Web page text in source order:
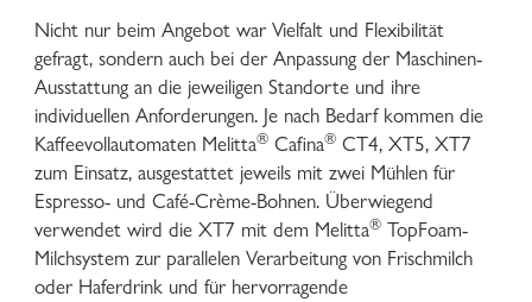
Nicht nur beim Angebot war Vielfalt und Flexibilität
gefragt, sondern auch bei der Anpassung der Maschinen-
Ausstattung an die jeweiligen Standorte und ihre
individuellen Anforderungen. Je nach Bedarf kommen die
Kaffeevollautomaten Melitta® Cafina® CT4, XT5, XT7
zum Einsatz, ausgestattet jeweils mit zwei Mühlen für
Espresso- und Café-Crème-Bohnen. Überwiegend
verwendet wird die XT7 mit dem Melitta® TopFoam-
Milchsystem zur parallelen Verarbeitung von Frischmilch
oder Haferdrink und für hervorragende